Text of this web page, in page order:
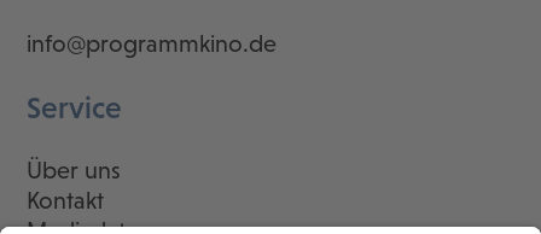
info@programmkino.de
Service
Über uns
Kontakt